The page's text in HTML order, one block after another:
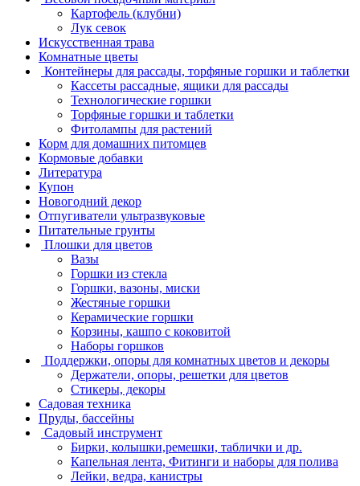
Картофель (клубни)
Лук севок
Искусственная трава
Комнатные цветы
Контейнеры для рассады, торфяные горшки и таблетки
Кассеты рассадные, ящики для рассады
Технологические горшки
Торфяные горшки и таблетки
Фитолампы для растений
Корм для домашних питомцев
Кормовые добавки
Литература
Купон
Новогодний декор
Отпугиватели ультразвуковые
Питательные грунты
Плошки для цветов
Вазы
Горшки из стекла
Горшки, вазоны, миски
Жестяные горшки
Керамические горшки
Корзины, кашпо с коковитой
Наборы горшков
Поддержки, опоры для комнатных цветов и декоры
Держатели, опоры, решетки для цветов
Стикеры, декоры
Садовая техника
Пруды, бассейны
Садовый инструмент
Бирки, колышки,ремешки, таблички и др.
Капельная лента, Фитинги и наборы для полива
Лейки, ведра, канистры